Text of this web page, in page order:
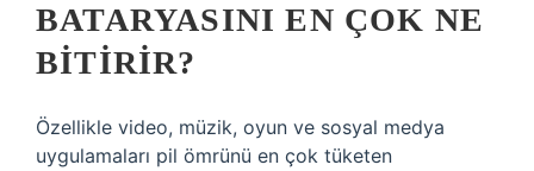
BATARYASINI EN ÇOK NE
BITIRIR?
Özellikle video, müzik, oyun ve sosyal medya
uygulamaları pil ömrünü en çok tüketen